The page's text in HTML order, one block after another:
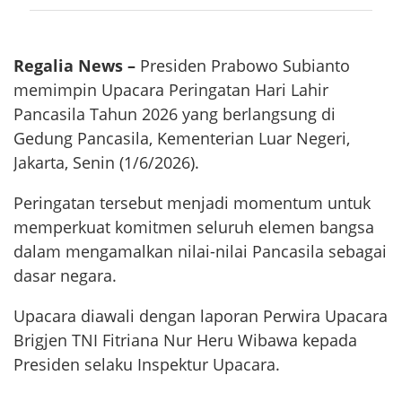
Regalia News – Presiden Prabowo Subianto
memimpin Upacara Peringatan Hari Lahir
Pancasila Tahun 2026 yang berlangsung di
Gedung Pancasila, Kementerian Luar Negeri,
Jakarta, Senin (1/6/2026).
Peringatan tersebut menjadi momentum untuk
memperkuat komitmen seluruh elemen bangsa
dalam mengamalkan nilai-nilai Pancasila sebagai
dasar negara.
Upacara diawali dengan laporan Perwira Upacara
Brigjen TNI Fitriana Nur Heru Wibawa kepada
Presiden selaku Inspektur Upacara.